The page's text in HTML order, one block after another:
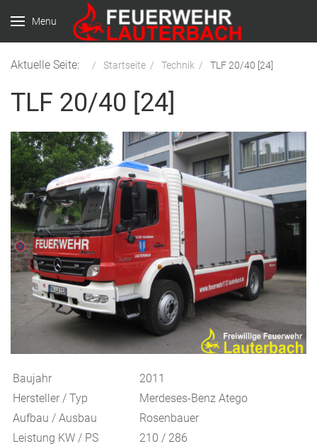
Menu
Aktuelle Seite: Startseite Technik TLF 20/40 [24]
TLF 20/40 [24]
Baujahr
2011
Hersteller / Typ
Merdeses-Benz Atego
Aufbau / Ausbau
Rosenbauer
Leistung KW / PS
210 / 286